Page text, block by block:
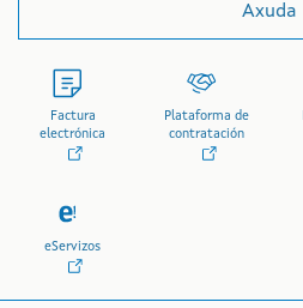
Axuda
Factura
electrónica
Plataforma de
contratación
eServizos